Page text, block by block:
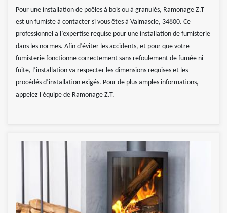
Pour une installation de poêles à bois ou à granulés, Ramonage Z.T
est un fumiste à contacter si vous êtes à Valmascle, 34800. Ce
professionnel a l’expertise requise pour une installation de fumisterie
dans les normes. Afin d’éviter les accidents, et pour que votre
fumisterie fonctionne correctement sans refoulement de fumée ni
fuite, l’installation va respecter les dimensions requises et les
procédés d’installation exigés. Pour de plus amples informations,
appelez l'équipe de Ramonage Z.T.